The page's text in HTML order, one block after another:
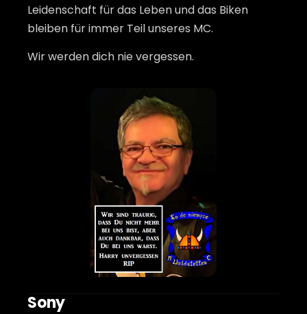
Leidenschaft für das Leben und das Biken
bleiben für immer Teil unseres MC.
Wir werden dich nie vergessen.
Sony